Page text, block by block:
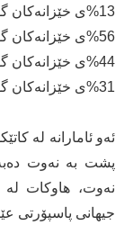
%13ی خێزانەكان گوزەرەانیان باشە
%56ی خێزانەكان گوزەرانیان مامناوەندە
%44ی خێزانەكان گوزەرانیان خراپە
%31ی خێزانەكان گوزەرانیان زۆر خراپە
ئەو ئامارانە لە
پشت بە نەوت
نەوت، هاوكات لە
جیهانی پاسپۆرتی